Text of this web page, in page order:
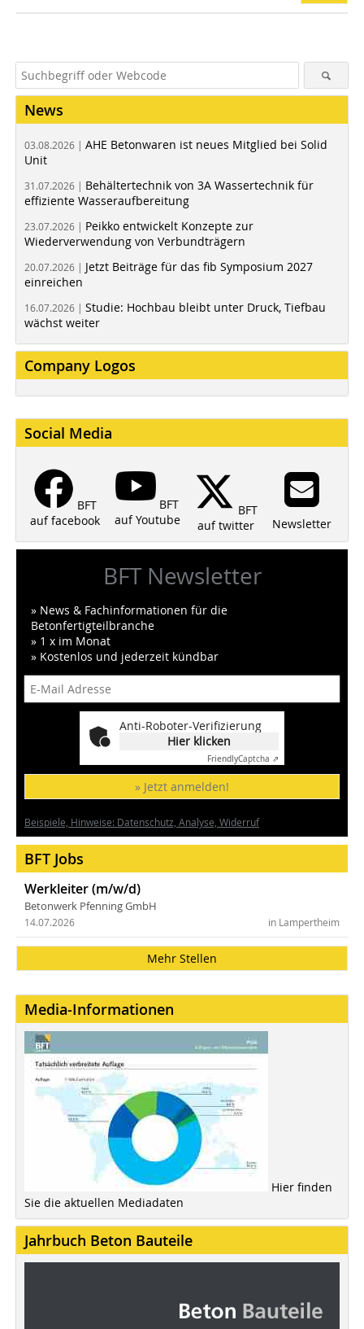
News
03.08.2026 | AHE Betonwaren ist neues Mitglied bei Solid
Unit
31.07.2026 | Behältertechnik von 3A Wassertechnik für
effiziente Wasseraufbereitung
23.07.2026 | Peikko entwickelt Konzepte zur
Wiederverwendung von Verbundträgern
20.07.2026 | Jetzt Beiträge für das fib Symposium 2027
einreichen
16.07.2026 | Studie: Hochbau bleibt unter Druck, Tiefbau
wächst weiter
Company Logos
Social Media
BFT
auf facebook
BFT
auf Youtube
BFT
auf twitter
Newsletter
BFT Newsletter
» News & Fachinformationen für die
Betonfertigteilbranche
» 1 x im Monat
» Kostenlos und jederzeit kündbar
Anti-Roboter-Verifizierung
Hier klicken
FriendlyCaptcha ⇗
» Jetzt anmelden!
Beispiele, Hinweise: Datenschutz, Analyse, Widerruf
BFT Jobs
Werkleiter (m/w/d)
Betonwerk Pfenning GmbH
in Lampertheim
14.07.2026
Mehr Stellen
Media-Informationen
Hier finden
Sie die aktuellen Mediadaten
Jahrbuch Beton Bauteile